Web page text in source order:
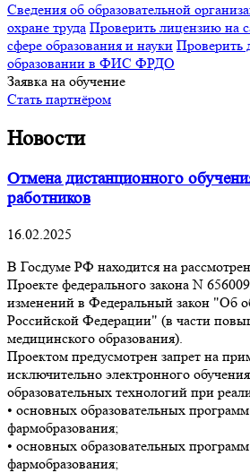
Сведения об образовательной
охране труда Проверить лицензию на
сфере образования и науки Проверить
образовании в ФИС ФРДО
Заявка на обучение
Стать партнёром
Новости
Отмена дистанционного
работников
16.02.2025
В Госдуме РФ находится на
Проекте федерального закона N
изменений в Федеральный закон "Об
Российской Федерации" (в части
медицинского образования).
Проектом предусмотрен запрет на
исключительно электронного
образовательных технологий при
• основных образовательных
фармобразования;
• основных образовательных
фармобразования;